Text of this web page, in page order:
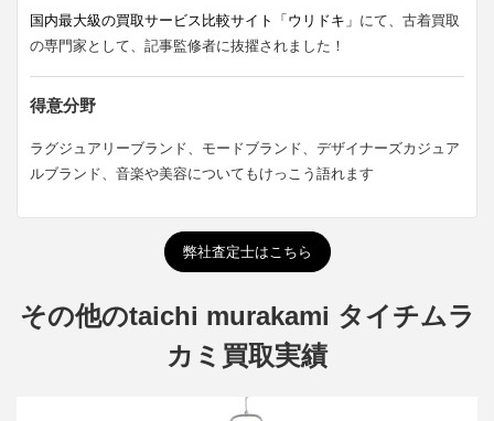
国内最大級の買取サービス比較サイト「ウリドキ」 にて、古着買取
の専門家として、記事監修者に抜擢されました！
得意分野
ラグジュアリーブランド、モードブランド、デザイナーズカジュア
ルブランド、音楽や美容についてもけっこう語れます
弊社査定士はこちら
その他のtaichi murakami タイチムラ
カミ買取実績